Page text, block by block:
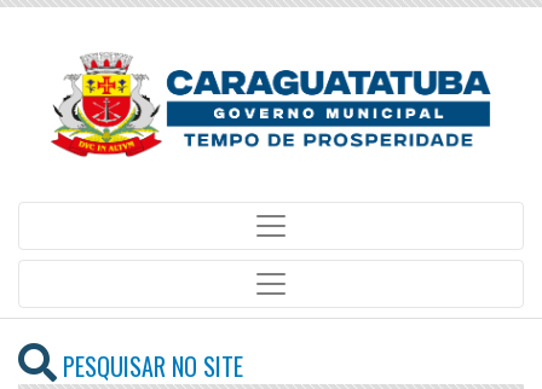
PESQUISAR NO SITE